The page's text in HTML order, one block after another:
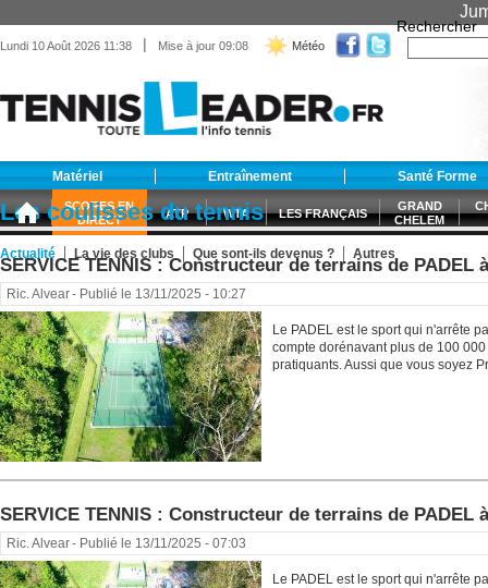
Lundi 10 Août 2026 11:38 | Mise à jour 09:08 Météo
Rechercher
Matériel Entraînement Santé Forme
SCORES EN
DIRECT
ATP WTA LES FRANÇAIS
GRAND
CHELEM
Actualité La vie des clubs Que sont-ils devenus ? Autres
Les coulisses du tennis
SERVICE TENNIS : Constructeur de terrains de PADEL
Ric. Alvear- Publié le 13/11/2025 - 10:27
Le PADEL est le sport qui n'arrête
compte dorénavant plus de 100
pratiquants. Aussi que vous soyez
SERVICE TENNIS : Constructeur de terrains de PADEL
Ric. Alvear- Publié le 13/11/2025 - 07:03
Le PADEL est le sport qui n'arrête